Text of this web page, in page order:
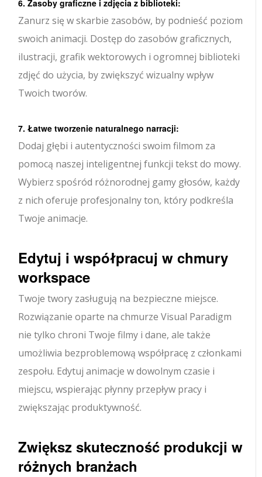
6. Zasoby graficzne i zdjęcia z biblioteki:
Zanurz się w skarbie zasobów, by podnieść poziom
swoich animacji. Dostęp do zasobów graficznych,
ilustracji, grafik wektorowych i ogromnej biblioteki
zdjęć do użycia, by zwiększyć wizualny wpływ
Twoich tworów.
7. Łatwe tworzenie naturalnego narracji:
Dodaj głębi i autentyczności swoim filmom za
pomocą naszej inteligentnej funkcji tekst do mowy.
Wybierz spośród różnorodnej gamy głosów, każdy
z nich oferuje profesjonalny ton, który podkreśla
Twoje animacje.
Edytuj i współpracuj w chmury
workspace
Twoje twory zasługują na bezpieczne miejsce.
Rozwiązanie oparte na chmurze Visual Paradigm
nie tylko chroni Twoje filmy i dane, ale także
umożliwia bezproblemową współpracę z członkami
zespołu. Edytuj animacje w dowolnym czasie i
miejscu, wspierając płynny przepływ pracy i
zwiększając produktywność.
Zwiększ skuteczność produkcji w
różnych branżach